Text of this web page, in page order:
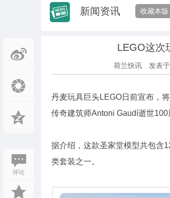
新闻资讯 收藏本版
评论
LEGO这次
荷兰快讯 发表于
丹麦玩具巨头LEGO日前宣布，
传奇建筑师Antoni Gaudí逝世100
据介绍，这款圣家堂模型共包含
类套装之一。